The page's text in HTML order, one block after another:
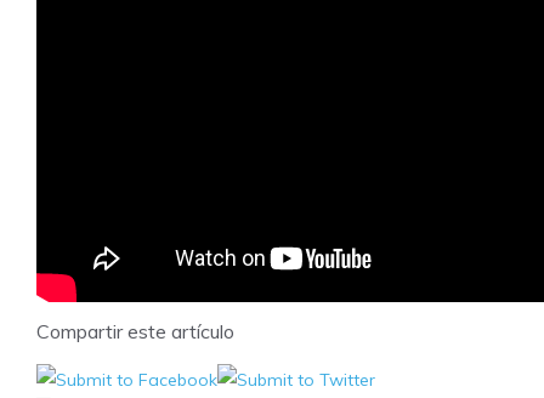
Compartir este artículo